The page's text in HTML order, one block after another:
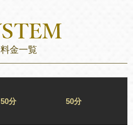
料金一覧
50分 50分